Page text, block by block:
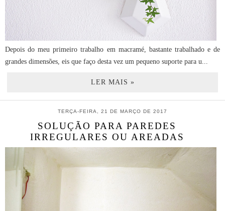
Depois do meu primeiro trabalho em macramé, bastante trabalhado e de
grandes dimensões, eis que faço desta vez um pequeno suporte para u...
LER MAIS »
TERÇA-FEIRA, 21 DE MARÇO DE 2017
SOLUÇÃO PARA PAREDES
IRREGULARES OU AREADAS